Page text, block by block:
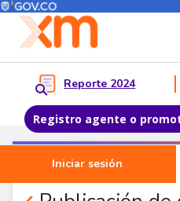
Pasar al contenido principal
Menú del Usuario
Reporte 2024
Registro agente o
Iniciar sesión
Noticias Agentes